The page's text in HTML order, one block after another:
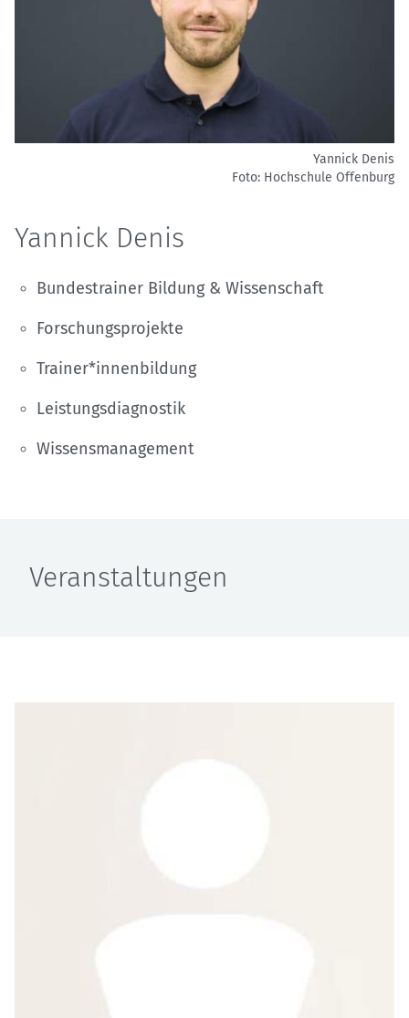
Yannick Denis
Foto: Hochschule Offenburg
Yannick Denis
Bundestrainer Bildung & Wissenschaft
Forschungsprojekte
Trainer*innenbildung
Leistungsdiagnostik
Wissensmanagement
Veranstaltungen